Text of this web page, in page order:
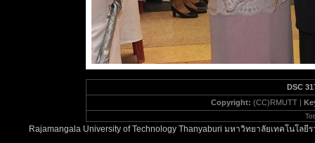
DSC
Copyright: (CC)RMUTT |
Rajamangala University of Technology Thanyaburi มหาวิทยาลัยเทคโนโ